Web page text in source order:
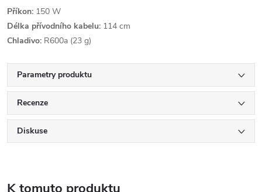
Příkon: 150 W
Délka přívodního kabelu: 114 cm
Chladivo: R600a (23 g)
Parametry produktu
Recenze
Diskuse
K tomuto produktu